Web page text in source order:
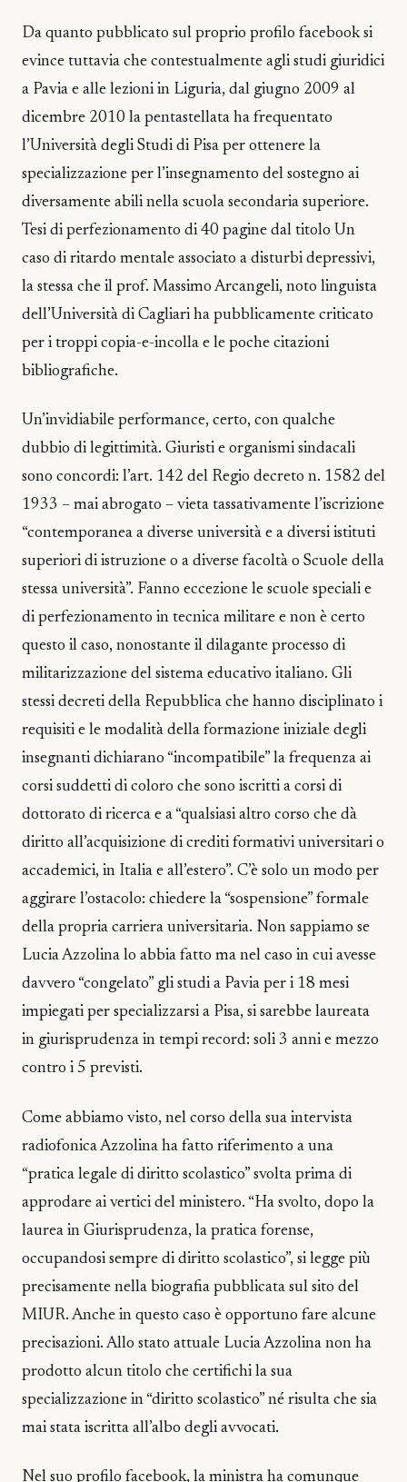
Da quanto pubblicato sul proprio profilo facebook si
evince tuttavia che contestualmente agli studi giuridici
a Pavia e alle lezioni in Liguria, dal giugno 2009 al
dicembre 2010 la pentastellata ha frequentato
l’Università degli Studi di Pisa per ottenere la
specializzazione per l’insegnamento del sostegno ai
diversamente abili nella scuola secondaria superiore.
Tesi di perfezionamento di 40 pagine dal titolo Un
caso di ritardo mentale associato a disturbi depressivi,
la stessa che il prof. Massimo Arcangeli, noto linguista
dell’Università di Cagliari ha pubblicamente criticato
per i troppi copia-e-incolla e le poche citazioni
bibliografiche.
Un’invidiabile performance, certo, con qualche
dubbio di legittimità. Giuristi e organismi sindacali
sono concordi: l’art. 142 del Regio decreto n. 1582 del
1933 – mai abrogato – vieta tassativamente l’iscrizione
“contemporanea a diverse università e a diversi istituti
superiori di istruzione o a diverse facoltà o Scuole della
stessa università”. Fanno eccezione le scuole speciali e
di perfezionamento in tecnica militare e non è certo
questo il caso, nonostante il dilagante processo di
militarizzazione del sistema educativo italiano. Gli
stessi decreti della Repubblica che hanno disciplinato i
requisiti e le modalità della formazione iniziale degli
insegnanti dichiarano “incompatibile” la frequenza ai
corsi suddetti di coloro che sono iscritti a corsi di
dottorato di ricerca e a “qualsiasi altro corso che dà
diritto all’acquisizione di crediti formativi universitari o
accademici, in Italia e all’estero”. C’è solo un modo per
aggirare l’ostacolo: chiedere la “sospensione” formale
della propria carriera universitaria. Non sappiamo se
Lucia Azzolina lo abbia fatto ma nel caso in cui avesse
davvero “congelato” gli studi a Pavia per i 18 mesi
impiegati per specializzarsi a Pisa, si sarebbe laureata
in giurisprudenza in tempi record: soli 3 anni e mezzo
contro i 5 previsti.
Come abbiamo visto, nel corso della sua intervista
radiofonica Azzolina ha fatto riferimento a una
“pratica legale di diritto scolastico” svolta prima di
approdare ai vertici del ministero. “Ha svolto, dopo la
laurea in Giurisprudenza, la pratica forense,
occupandosi sempre di diritto scolastico”, si legge più
precisamente nella biografia pubblicata sul sito del
MIUR. Anche in questo caso è opportuno fare alcune
precisazioni. Allo stato attuale Lucia Azzolina non ha
prodotto alcun titolo che certifichi la sua
specializzazione in “diritto scolastico” né risulta che sia
mai stata iscritta all’albo degli avvocati.
Nel suo profilo facebook, la ministra ha comunque